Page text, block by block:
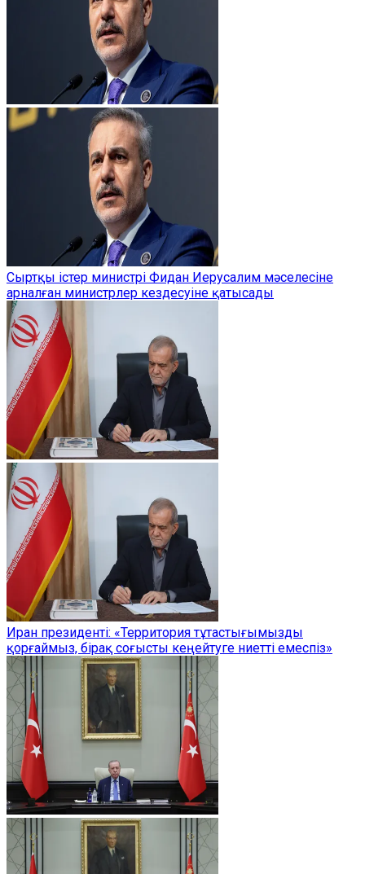
Сыртқы істер министрі Фидан Иерусалим мәселесіне
арналған министрлер кездесуіне қатысады
Иран президенті: «Территория тұтастығымызды
қорғаймыз, бірақ соғысты кеңейтуге ниетті емеспіз»